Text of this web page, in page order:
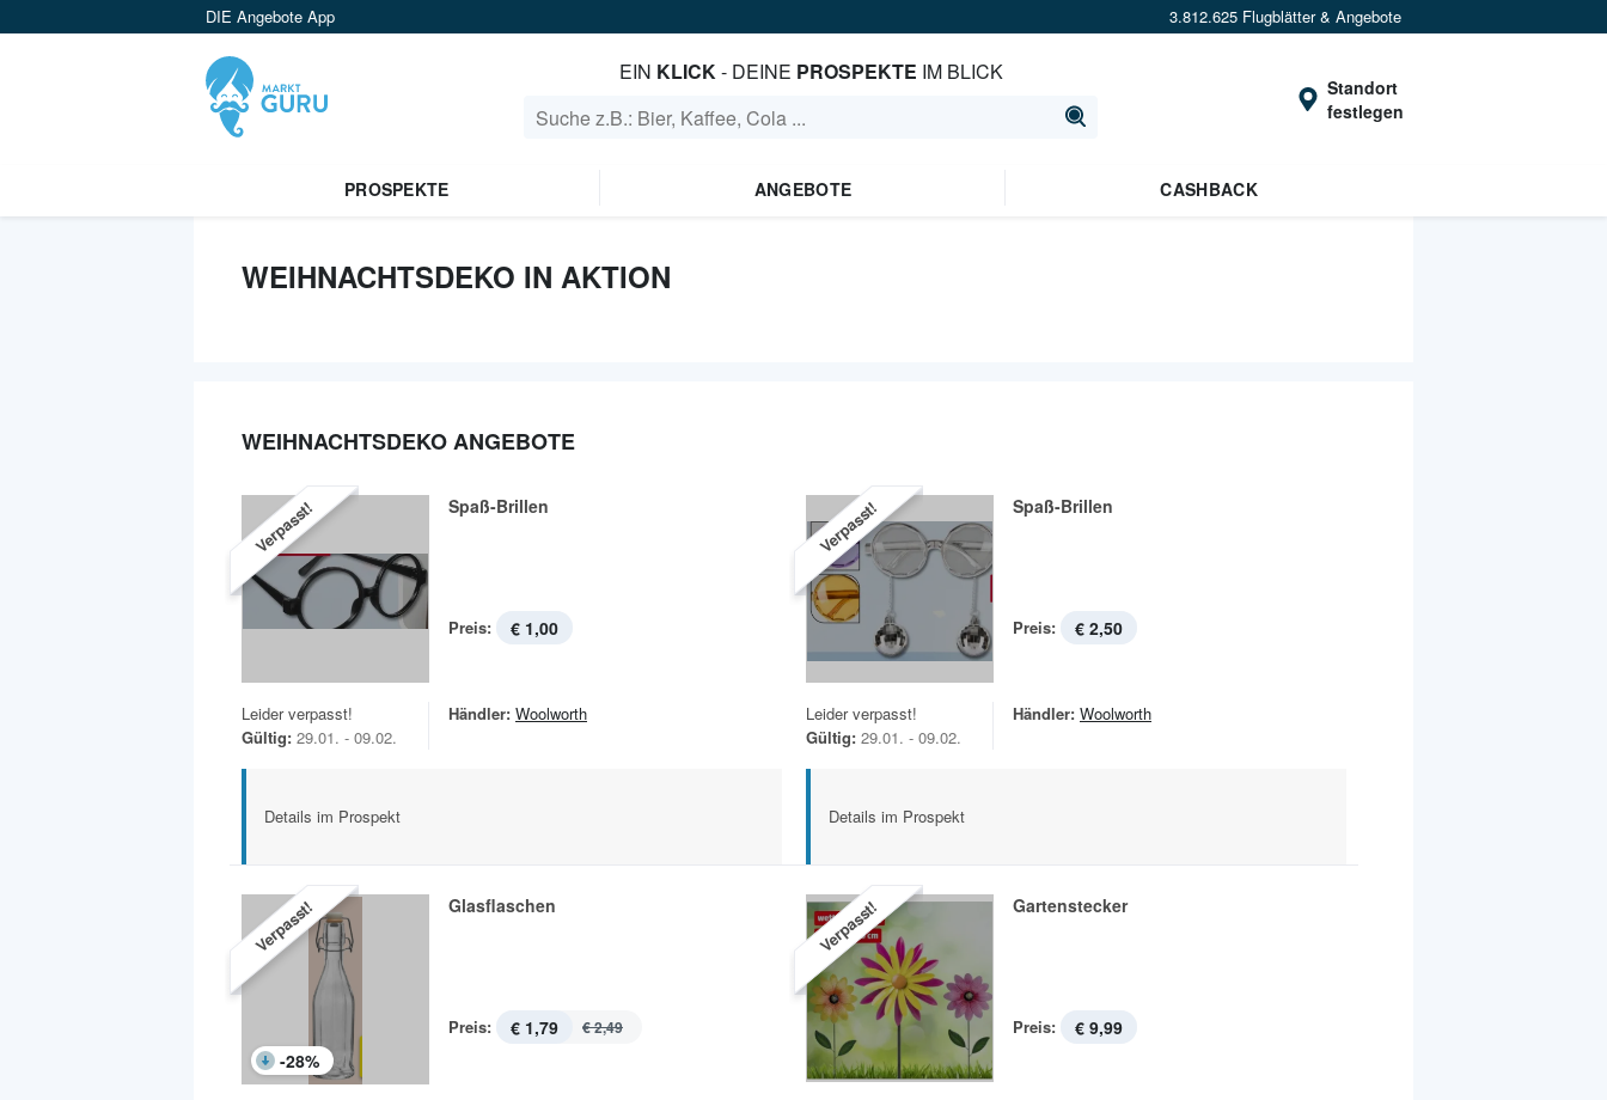
DIE Angebote App 3.812.625 Flugblätter & Angebote
EIN KLICK- DEINE PROSPEKTE IM BLICK
Standort
festlegen
PROSPEKTE ANGEBOTE CASHBACK
WEIHNACHTSDEKO IN AKTION
WEIHNACHTSDEKO ANGEBOTE
Verpasst! Spaß-Brillen
Preis: € 1,00
Leider verpasst!
Gültig: 29.01. - 09.02.
Händler: Woolworth
Details im Prospekt
Verpasst! Spaß-Brillen
Preis: € 2,50
Leider verpasst!
Gültig: 29.01. - 09.02.
Händler: Woolworth
Details im Prospekt
Verpasst!
-28%
Glasflaschen
Preis: € 1,79 € 2,49
Verpasst! Gartenstecker
Preis: € 9,99